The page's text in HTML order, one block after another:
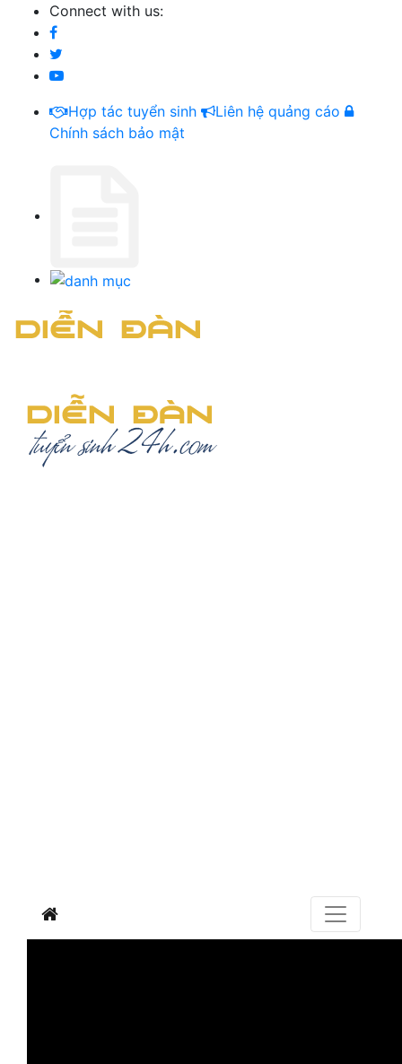
Connect with us:
Hợp tác tuyển sinh
Liên hệ quảng cáo
Chính sách bảo mật